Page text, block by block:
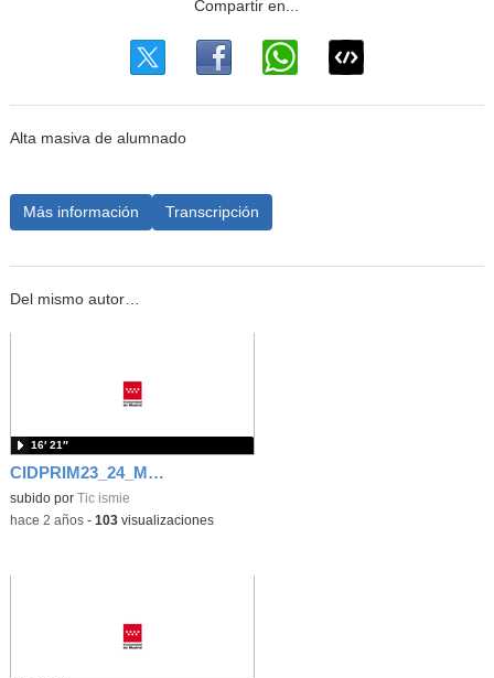
Alta masiva de alumnado
Más información Transcripción
Del mismo autor…
CIDPRIM23_24_M2_5.1. Yolanda Sánchez_Equidad e inclusión educativa
subido por Tic ismie
16′ 21″
-hace 2 años- 103visualizaciones